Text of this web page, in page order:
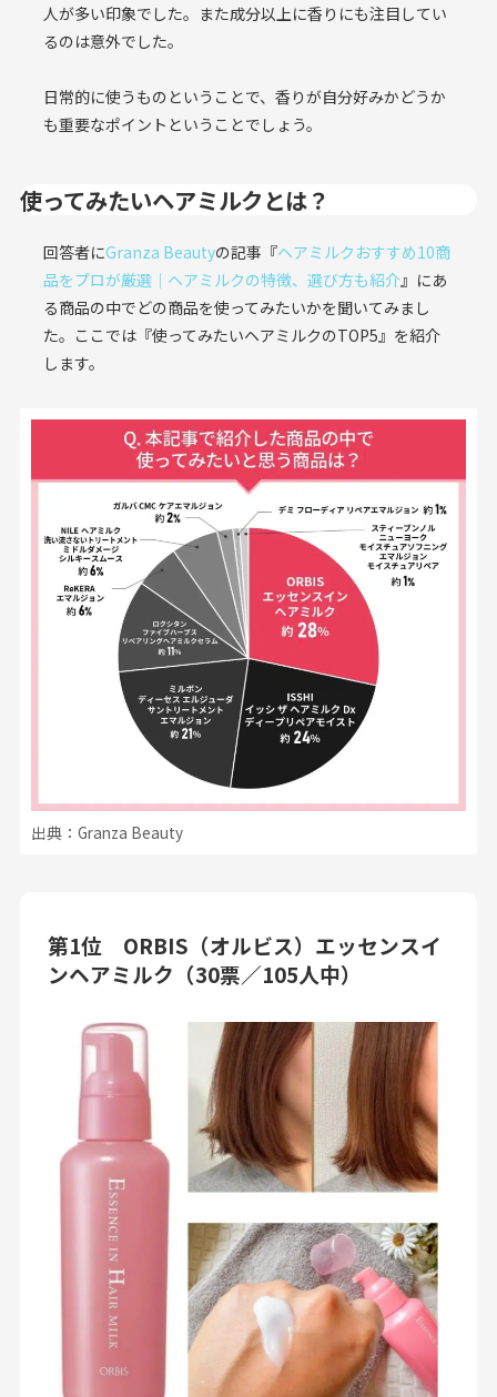
人が多い印象でした。また成分以上に香りにも注目してい
るのは意外でした。
日常的に使うものということで、香りが自分好みかどうか
も重要なポイントということでしょう。
使ってみたいヘアミルクとは？
回答者にGranza Beautyの記事『ヘアミルクおすすめ10商
品をプロが厳選｜ヘアミルクの特徴、選び方も紹介』にあ
る商品の中でどの商品を使ってみたいかを聞いてみまし
た。ここでは『使ってみたいヘアミルクのTOP5』を紹介
します。
出典：Granza Beauty
第1位 ORBIS（オルビス）エッセンスイ
ンヘアミルク（30票／105人中）